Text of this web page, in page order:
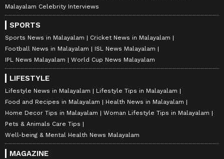
Malayalam Celebrity Interviews
SPORTS
Sports News in Malayalam
Cricket News in Malayalam
Football News in Malayalam
ISL News Malayalam
IPL News Malayalam
World Cup News Malayalam
LIFESTYLE
Lifestyle News in Malayalam
Lifestyle Tips in Malayalam
Food and Recipes in Malayalam
Health News in Malayalam
Home Decor Tips in Malayalam
Woman Lifestyle Tips in Malayalam
Pets & Animals Care Tips
Well-being & Mental Health News Malayalam
MAGAZINE